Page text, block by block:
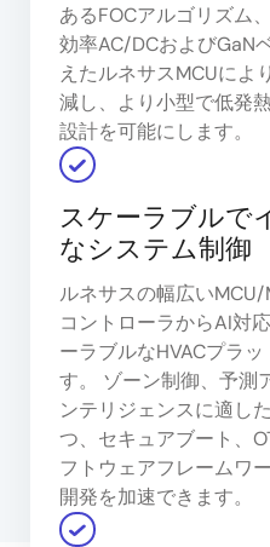
あるFOCアルゴリズム
効率AC/DCおよびGaN
えたルネサスMCUによ
減し、より小型で低発
設計を可能にします。
スケーラブルで
なシステム制御
ルネサスの幅広い
コントローラからAI対
ーラブルなHVACプラ
す。 ゾーン制御、予測
ンテリジェンスに適し
つ、セキュアブート、
フトウェアフレームワ
開発を加速できます。